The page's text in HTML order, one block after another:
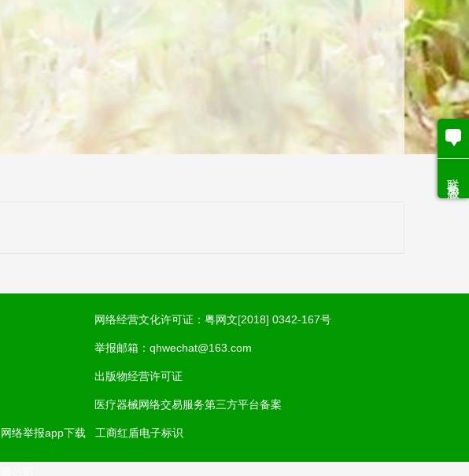
网络经营文化许可证：粤网文[2018] 0342-167号
举报邮箱：qhwechat@163.com
出版物经营许可证
医疗器械网络交易服务第三方平台备案
网络举报app下载 工商红盾电子标识